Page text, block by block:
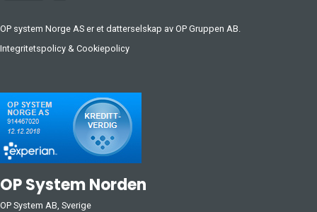
OP system Norge AS er et datterselskap av OP Gruppen AB
Integritetspolicy & Cookiepolicy
OP System Norden
OP System AB, Sverige